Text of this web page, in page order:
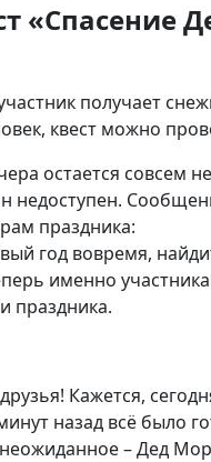
«Спасение
получает
квест можно
остается совсем
недоступен.
праздника:
год вовремя,
именно
праздника.
Кажется,
назад всё было
– Дед